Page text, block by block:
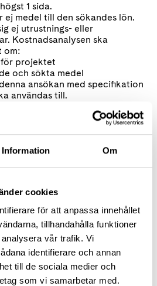
Information Om
cookies
för att anpassa innehållet
tillhandahålla funktioner
vår trafik. Vi
identifierare och annan
till de sociala medier och
som vi samarbetar med.
1 sida.
ej medel till den sökandes lön.
ej utrustnings- eller
Kostnadsanalysen ska
om:
projektet
och sökta medel
ansökan med specifikation
användas till.
organisations
uppdelade i originalartiklar,
Särtryck skaejskickas. I
stöd från stiftelsen,
”Acknowledgements” (Eng:
om förnyad
kortfattad beskrivning av